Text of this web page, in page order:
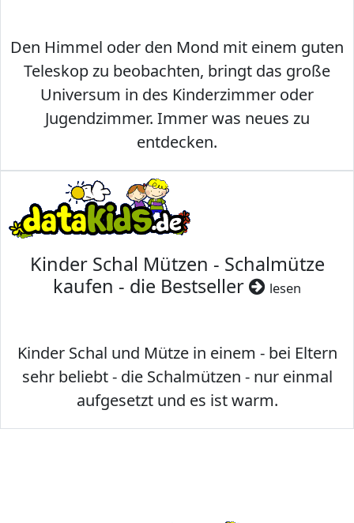
Den Himmel oder den Mond mit einem guten
Teleskop zu beobachten, bringt das große
Universum in des Kinderzimmer oder
Jugendzimmer. Immer was neues zu
entdecken.
Kinder Schal Mützen - Schalmütze
kaufen - die Bestseller
lesen
Kinder Schal und Mütze in einem - bei Eltern
sehr beliebt - die Schalmützen - nur einmal
aufgesetzt und es ist warm.